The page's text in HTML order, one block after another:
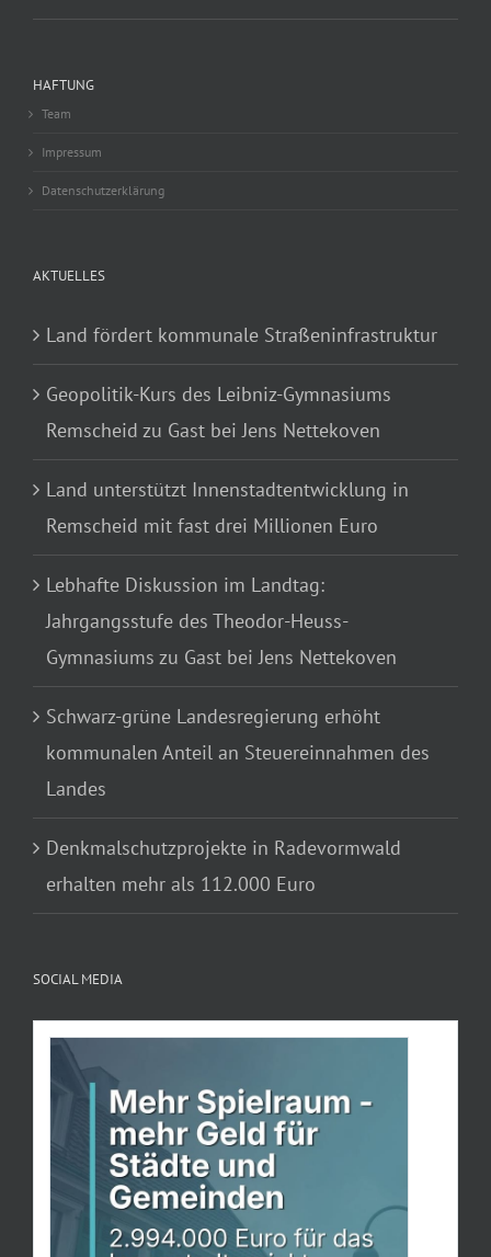
HAFTUNG
Team
Impressum
Datenschutzerklärung
AKTUELLES
Land fördert kommunale Straßeninfrastruktur
Geopolitik-Kurs des Leibniz-Gymnasiums
Remscheid zu Gast bei Jens Nettekoven
Land unterstützt Innenstadtentwicklung in
Remscheid mit fast drei Millionen Euro
Lebhafte Diskussion im Landtag:
Jahrgangsstufe des Theodor-Heuss-
Gymnasiums zu Gast bei Jens Nettekoven
Schwarz-grüne Landesregierung erhöht
kommunalen Anteil an Steuereinnahmen des
Landes
Denkmalschutzprojekte in Radevormwald
erhalten mehr als 112.000 Euro
SOCIAL MEDIA